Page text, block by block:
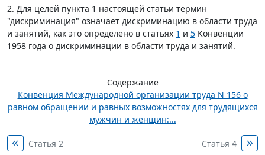
2. Для целей пункта 1 настоящей статьи термин
"дискриминация" означает дискриминацию в области труда
и занятий, как это определено в статьях 1 и 5 Конвенции
1958 года о дискриминации в области труда и занятий.
Содержание
Конвенция Международной организации труда N 156 о
равном обращении и равных возможностях для трудящихся
мужчин и женщин:...
Статья 2 Статья 4